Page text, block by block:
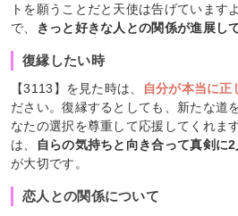
トを願うことだと天使は告げています
で、
きっと好きな人との関係が進展し
復縁したい時
【3113】を見た時は、 自分が本当に正
ださい。復縁するとしても、新たな道
なたの選択を尊重して応援してくれま
は、
自らの気持ちと向き合って真剣に
が大切です。
恋人との関係について